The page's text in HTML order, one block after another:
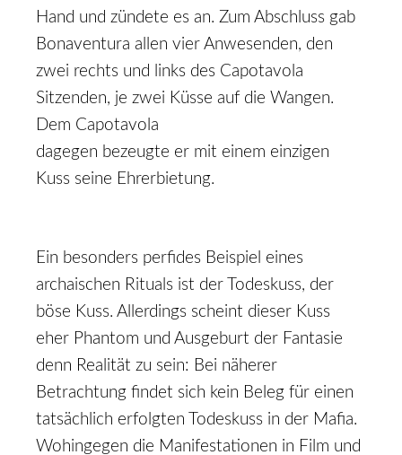
Hand und zündete es an. Zum Abschluss gab
Bonaventura allen vier Anwesenden, den
zwei rechts und links des Capotavola
Sitzenden, je zwei Küsse auf die Wangen.
Dem Capotavola
dagegen bezeugte er mit einem einzigen
Kuss seine Ehrerbietung.
Ein besonders perfides Beispiel eines
archaischen Rituals ist der Todeskuss, der
böse Kuss. Allerdings scheint dieser Kuss
eher Phantom und Ausgeburt der Fantasie
denn Realität zu sein: Bei näherer
Betrachtung findet sich kein Beleg für einen
tatsächlich erfolgten Todeskuss in der Mafia.
Wohingegen die Manifestationen in Film und